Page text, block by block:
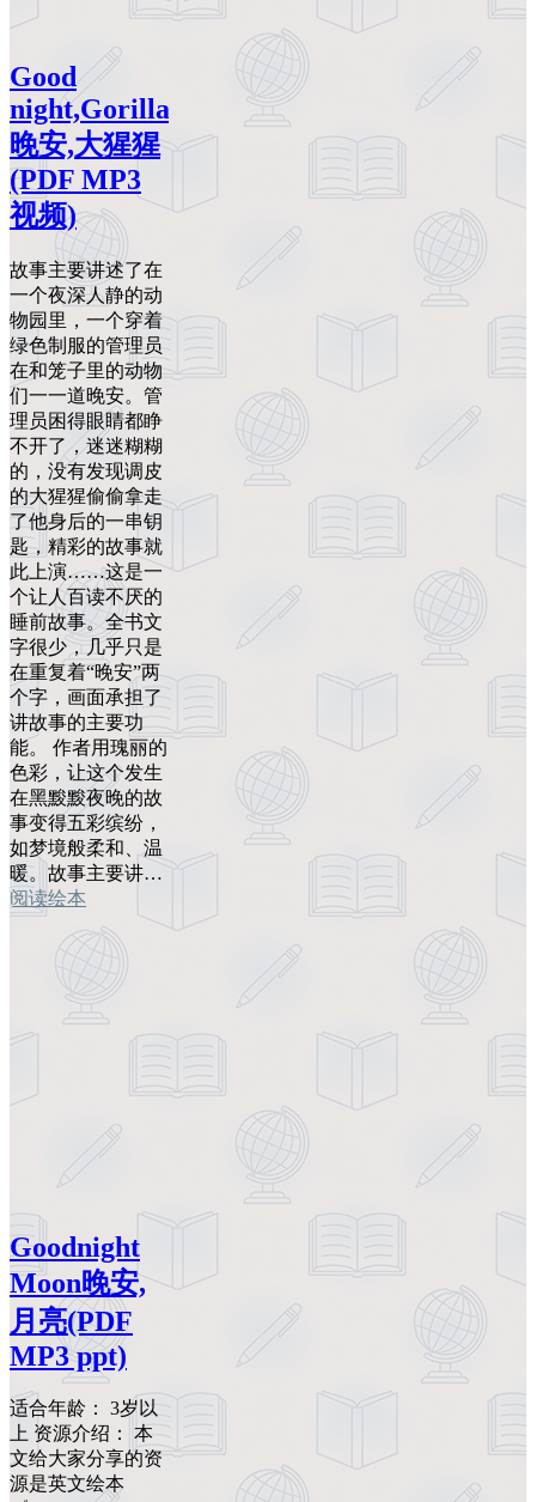
Good
night,Gorilla
晚安,大猩猩
(PDF MP3
视频)
故事主要讲述了在
一个夜深人静的动
物园里，一个穿着
绿色制服的管理员
在和笼子里的动物
们一一道晚安。管
理员困得眼睛都睁
不开了，迷迷糊糊
的，没有发现调皮
的大猩猩偷偷拿走
了他身后的一串钥
匙，精彩的故事就
此上演……这是一
个让人百读不厌的
睡前故事。全书文
字很少，几乎只是
在重复着“晚安”两
个字，画面承担了
讲故事的主要功
能。 作者用瑰丽的
色彩，让这个发生
在黑黢黢夜晚的故
事变得五彩缤纷，
如梦境般柔和、温
暖。故事主要讲…
阅读绘本
Goodnight
Moon晚安,
月亮(PDF
MP3 ppt)
适合年龄： 3岁以
上 资源介绍： 本
文给大家分享的资
源是英文绘本